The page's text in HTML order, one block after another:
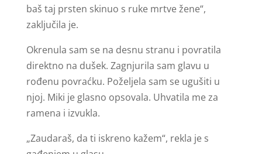
baš taj prsten skinuo s ruke mrtve žene“,
zaključila je.
Okrenula sam se na desnu stranu i povratila
direktno na dušek. Zagnjurila sam glavu u
rođenu povraćku. Poželjela sam se ugušiti u
njoj. Miki je glasno opsovala. Uhvatila me za
ramena i izvukla.
„Zaudaraš, da ti iskreno kažem“, rekla je s